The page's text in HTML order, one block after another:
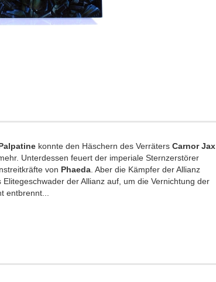
konnte den Häschern des Verräters Carnor Jax
Unterdessen feuert der imperiale Sternzerstörer
von Phaeda . Aber die Kämpfer der Allianz
der Allianz auf, um die Vernichtung der
entbrennt...